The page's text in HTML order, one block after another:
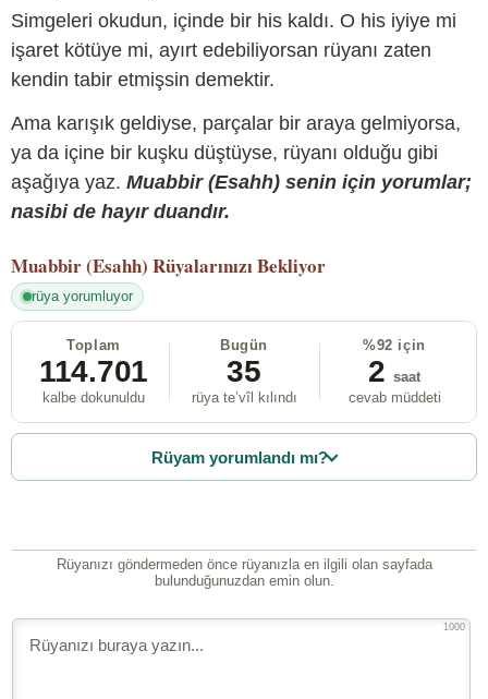
Simgeleri okudun, içinde bir his kaldı. O his iyiye mi
işaret kötüye mi, ayırt edebiliyorsan rüyanı zaten
kendin tabir etmişsin demektir.
Ama karışık geldiyse, parçalar bir araya gelmiyorsa,
ya da içine bir kuşku düştüyse, rüyanı olduğu gibi
aşağıya yaz. Muabbir (Esahh) senin için yorumlar;
nasibi de hayır duandır.
Muabbir (Esahh) Rüyalarınızı Bekliyor
rüya yorumluyor
Toplam
114.701
kalbe dokunuldu
Bugün
35
rüya te’vîl kılındı
%92 için
2 saat
cevab müddeti
Rüyam yorumlandı mı?
Rüyanızı göndermeden önce rüyanızla en ilgili olan sayfada
bulunduğunuzdan emin olun.
1000